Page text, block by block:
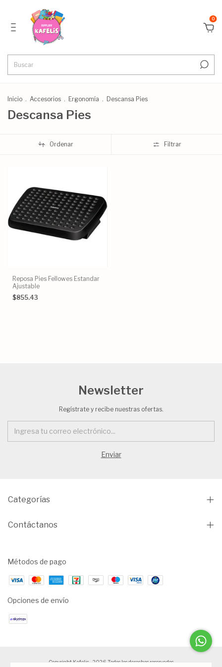
0
Inicio . Accesorios . Ergonomía . Descansa Pies
Descansa Pies
Ordenar Filtrar
Reposa Pies Fellowes Estandar
Ajustable
$855.43
Newsletter
Regístrate y recibe nuestras ofertas.
Categorías
Contáctanos
Métodos de pago
Opciones de envío
Copyright Kafelis - 2026. Todos los derechos reservados.